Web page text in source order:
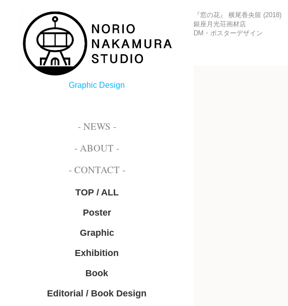
Graphic Design
- NEWS -
- ABOUT -
- CONTACT -
TOP / ALL
Poster
Graphic
Exhibition
Book
Editorial / Book Design
『窓の花』 横尾香央留 (2018)
銀座月光荘画材店
DM・ポスターデザイン